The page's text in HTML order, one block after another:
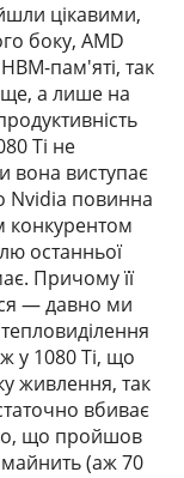
цікавими,
боку, AMD
пам'яті, так
а лише на
Ti не
вона виступає
Nvidia повинна
конкурентом
останньої
Причому її
— давно ми
у 1080 Ti, що
живлення, так
вбиває
що пройшов
майнить (аж 70